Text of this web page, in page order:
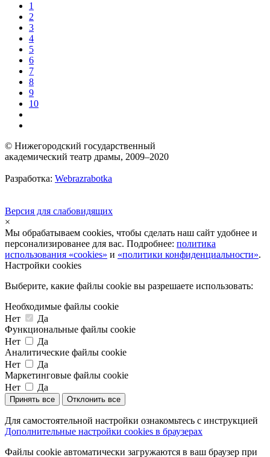
1
2
3
4
5
6
7
8
9
10
© Нижегородский государственный
академический театр драмы, 2009–2020
Разработка: Webrazrabotka
Версия для слабовидящих
×
Мы обрабатываем cookies, чтобы сделать наш сайт удобнее и
персонализированее для вас. Подробнее: политика
использования «cookies» и «политики конфиденциальности».
Настройки cookies
Выберите, какие файлы cookie вы разрешаете использовать:
Необходимые файлы cookie
Нет
Да
Функциональные файлы cookie
Нет
Да
Аналитические файлы cookie
Нет
Да
Маркетинговые файлы cookie
Нет
Да
Принять все Отклонить все
Для самостоятельной настройки ознакомьтесь с инструкцией
Дополнительные настройки cookies в браузерах
Файлы cookie автоматически загружаются в ваш браузер при